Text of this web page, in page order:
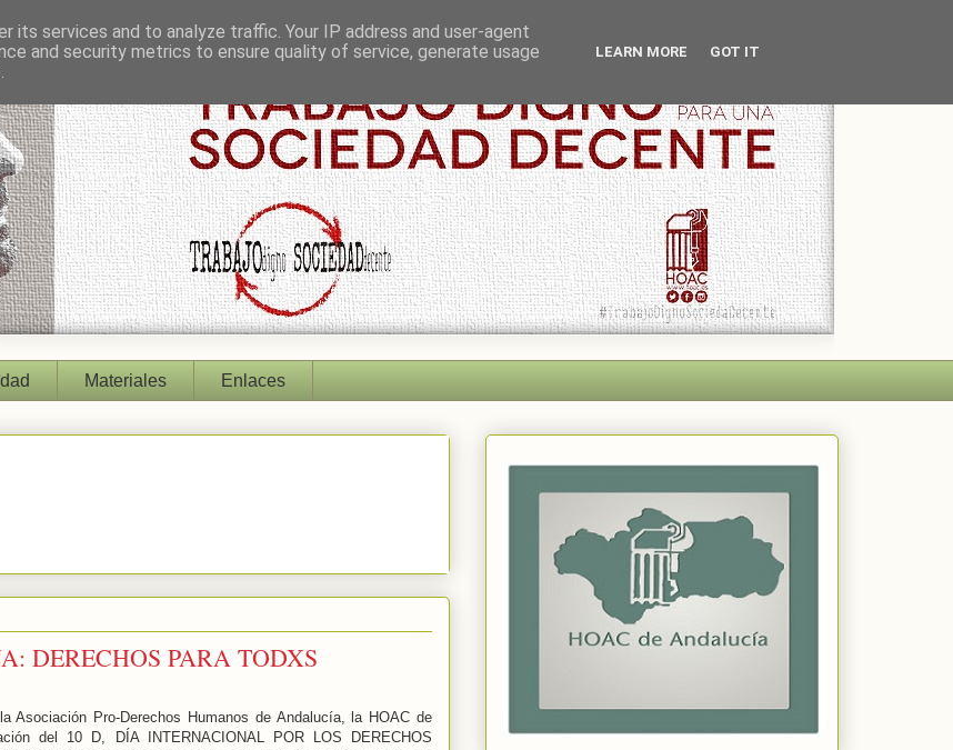
Materiales Enlaces
DERECHOS PARA TODXS
Asociación Pro-Derechos Humanos de Andalucía, la HOAC de
del 10 D, DÍA INTERNACIONAL POR LOS DERECHOS
its services and to analyze traffic. Your IP address and user-agent
and security metrics to ensure quality of service, generate usage
LEARN MORE GOT IT